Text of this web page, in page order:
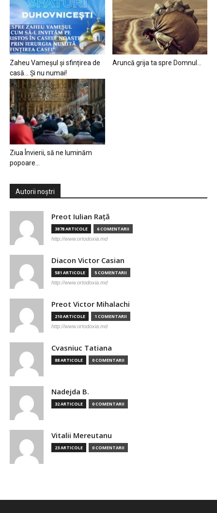
Zaheu Vameșul și sfințirea de
casă… Și nu numai!
Aruncă grija ta spre Domnul…
Ziua Învierii, să ne luminăm
popoare…
Autorii noștri
Preot Iulian Raţă
3878 ARTICOLE 6 COMENTARII
http://www.ortodoxia.md
Diacon Victor Casian
581 ARTICOLE 5 COMENTARII
http://www.ortodoxia.md
Preot Victor Mihalachi
210 ARTICOLE 1 COMENTARII
http://www.ortodoxia.md
Cvasniuc Tatiana
88 ARTICOLE 0 COMENTARII
Nadejda B.
32 ARTICOLE 0 COMENTARII
Vitalii Mereutanu
23 ARTICOLE 0 COMENTARII